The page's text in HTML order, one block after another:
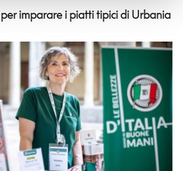
imparare i piatti tipici di Urbania